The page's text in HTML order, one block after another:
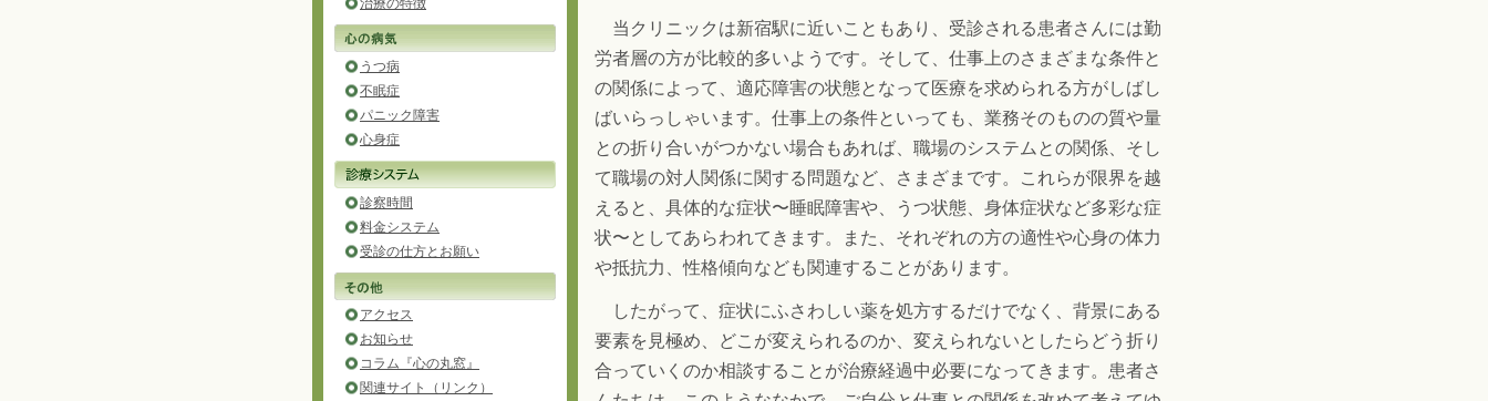
治療の特徴
うつ病
不眠症
パニック障害
心身症
診察時間
料金システム
受診の仕方とお願い
アクセス
お知らせ
コラム『心の丸窓』
関連サイト（リンク）
当クリニックは新宿駅に近いこともあり、受診される患者さんには勤
労者層の方が比較的多いようです。そして、仕事上のさまざまな条件と
の関係によって、適応障害の状態となって医療を求められる方がしばし
ばいらっしゃいます。仕事上の条件といっても、業務そのものの質や量
との折り合いがつかない場合もあれば、職場のシステムとの関係、そし
て職場の対人関係に関する問題など、さまざまです。これらが限界を越
えると、具体的な症状〜睡眠障害や、うつ状態、身体症状など多彩な症
状〜としてあらわれてきます。また、それぞれの方の適性や心身の体力
や抵抗力、性格傾向なども関連することがあります。
したがって、症状にふさわしい薬を処方するだけでなく、背景にある
要素を見極め、どこが変えられるのか、変えられないとしたらどう折り
合っていくのか相談することが治療経過中必要になってきます。患者さ